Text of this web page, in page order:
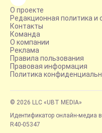
О проекте
Редакционная политика и
Контакты
Команда
О компании
Реклама
Правила пользования
Правовая информация
Политика
© 2026 LLC «UBT MEDIA»
Идентификатор онлайн-медиа
R40-05347